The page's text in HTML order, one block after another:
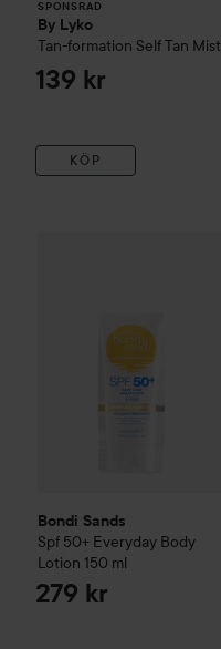
SPONSRAD
By Lyko
Tan-formation Self Tan Mist
139 kr
KÖP
Bondi Sands
Spf 50+ Everyday Body
Lotion 150 ml
279 kr